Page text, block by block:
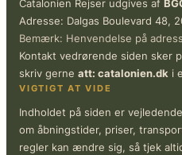
Catalonien Rejser udgives af
Adresse: Dalgas Boulevard 48,
Bemærk: Henvendelse på
Kontakt vedrørende siden sker
skriv gerne att: catalonien.dk i
VIGTIGT AT VIDE
Indholdet på siden er
om åbningstider, priser,
regler kan ændre sig, så tjek